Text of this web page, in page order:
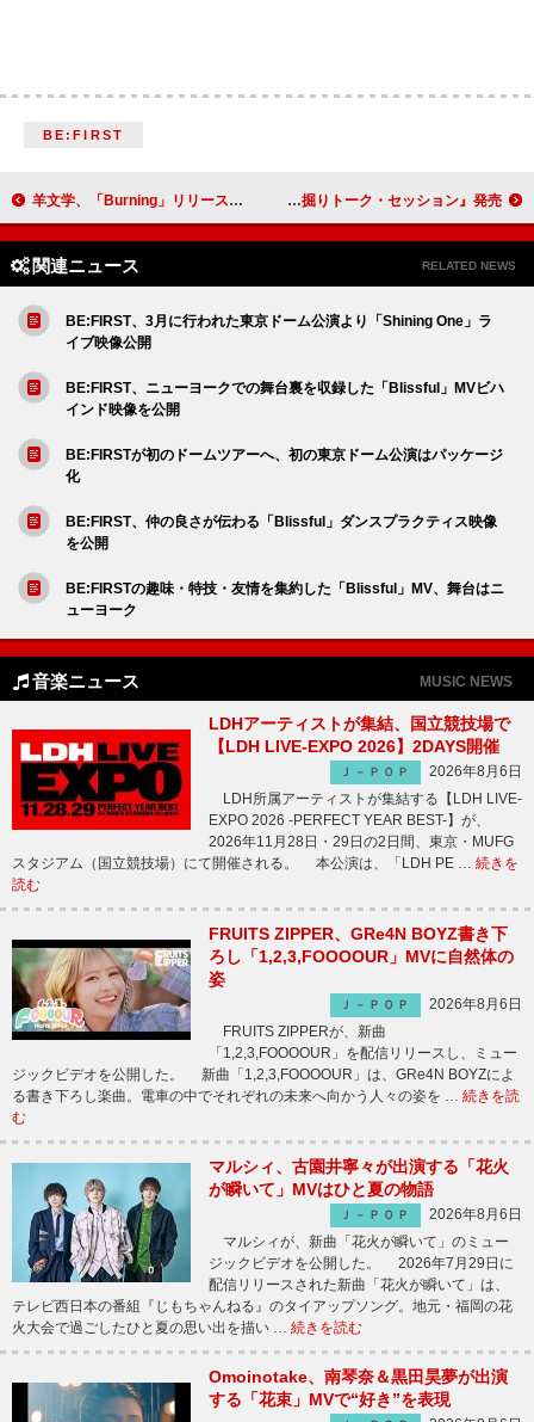
BE:FIRST
羊文学、「Burning」リリース記念イベントYouTubeライブにて配信決定 魚返明未・井上銘・石若駿がジャズの愉しみ方を語る『ジャズ深掘りトーク・セッション』発売
関連ニュース RELATED NEWS
BE:FIRST、3月に行われた東京ドーム公演より「Shining One」ラ
イブ映像公開
BE:FIRST、ニューヨークでの舞台裏を収録した「Blissful」MVビハ
インド映像を公開
BE:FIRSTが初のドームツアーへ、初の東京ドーム公演はパッケージ
化
BE:FIRST、仲の良さが伝わる「Blissful」ダンスプラクティス映像
を公開
BE:FIRSTの趣味・特技・友情を集約した「Blissful」MV、舞台はニ
ューヨーク
音楽ニュース MUSIC NEWS
LDHアーティストが集結、国立競技場で
【LDH LIVE-EXPO 2026】2DAYS開催
Ｊ－ＰＯＰ
2026年8月6日
LDH所属アーティストが集結する【LDH LIVE-
EXPO 2026 -PERFECT YEAR BEST-】が、
2026年11月28日・29日の2日間、東京・MUFG
スタジアム（国立競技場）にて開催される。 本公演は、「LDH PE … 続きを
読む
FRUITS ZIPPER、GRe4N BOYZ書き下
ろし「1,2,3,FOOOOUR」MVに自然体の
姿
Ｊ－ＰＯＰ
2026年8月6日
FRUITS ZIPPERが、新曲
「1,2,3,FOOOOUR」を配信リリースし、ミュー
ジックビデオを公開した。 新曲「1,2,3,FOOOOUR」は、GRe4N BOYZによ
る書き下ろし楽曲。電車の中でそれぞれの未来へ向かう人々の姿を … 続きを読
む
マルシィ、古園井寧々が出演する「花火
が瞬いて」MVはひと夏の物語
Ｊ－ＰＯＰ
2026年8月6日
マルシィが、新曲「花火が瞬いて」のミュー
ジックビデオを公開した。 2026年7月29日に
配信リリースされた新曲「花火が瞬いて」は、
テレビ西日本の番組『じもちゃんねる』のタイアップソング。地元・福岡の花
火大会で過ごしたひと夏の思い出を描い … 続きを読む
Omoinotake、南琴奈＆黒田昊夢が出演
する「花束」MVで“好き”を表現